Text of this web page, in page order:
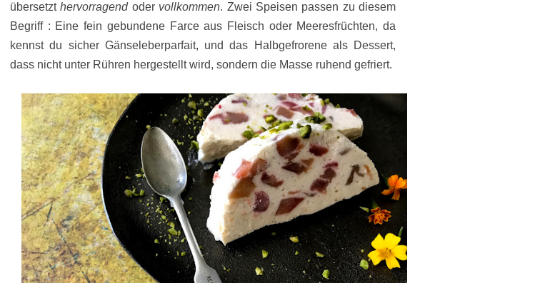
übersetzthervorragendoder vollkommen. Zwei Speisen passen zu diesem
Begriff : Eine fein gebundene Farce aus Fleisch oder Meeresfrüchten, da
kennst du sicher Gänseleberparfait, und das Halbgefrorene als Dessert,
dass nicht unter Rühren hergestellt wird, sondern die Masse ruhend gefriert.